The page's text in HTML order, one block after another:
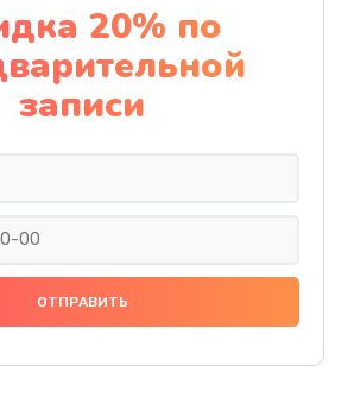
Чистка от пыли
1060 руб.
Заказать
Ремонт подсветки
20% по
записи